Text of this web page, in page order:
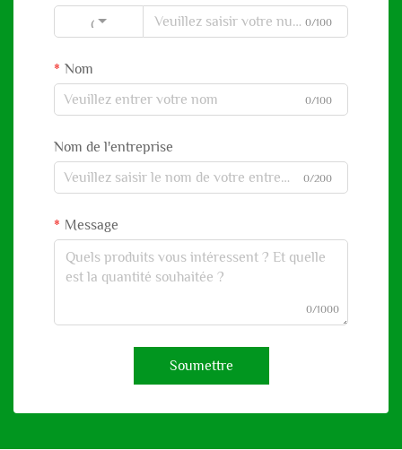
Code 0/100
Nom
0/100
Nom de l'entreprise
0/200
Message
0/1000
Soumettre